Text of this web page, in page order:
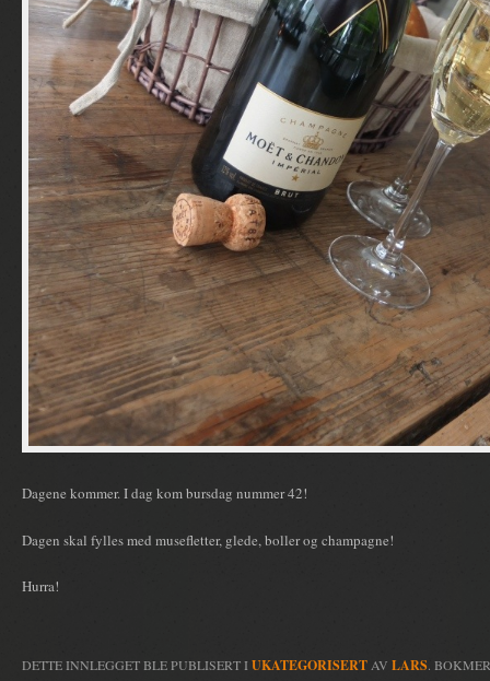
Dagene kommer. I dag kom bursdag nummer 42!
Dagen skal fylles med musefletter, glede, boller og champagne!
Hurra!
DETTE INNLEGGET BLE PUBLISERT IUKATEGORISERT AV LARS.